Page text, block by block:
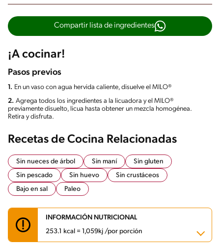
Compartir lista de ingredientes
¡A cocinar!
Pasos previos
1. En un vaso con agua hervida caliente, disuelve el MILO®
2. Agrega todos los ingredientes a la licuadora y el MILO®
previamente disuelto, licua hasta obtener un mezcla homogénea.
Retira y disfruta.
Recetas de Cocina Relacionadas
Sin nueces de árbol Sin maní
Sin gluten
Sin pescado
Sin huevo
Sin crustáceos
Bajo en sal
Paleo
INFORMACIÓN NUTRICIONAL
253.1 kcal = 1,059kj /por porción